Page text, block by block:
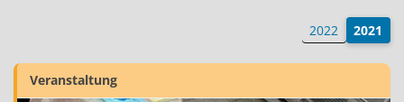
2022 2021
Veranstaltung